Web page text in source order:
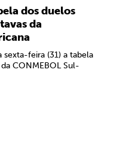
dos duelos
da
feira (31) a tabela
CONMEBOL Sul-